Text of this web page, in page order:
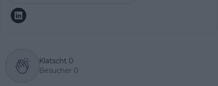
Klatscht 0
Besucher 0